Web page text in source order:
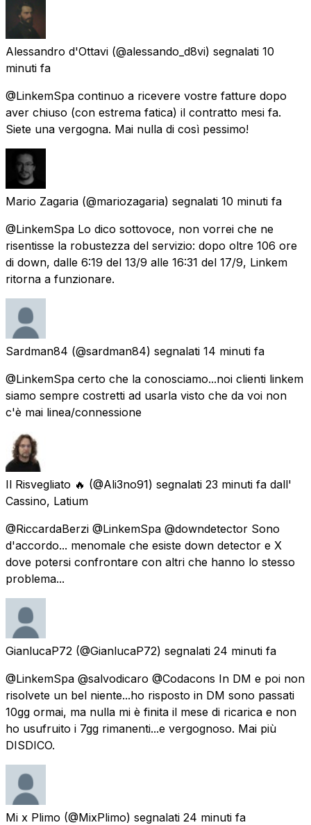
Alessandro d'Ottavi (@alessando_d8vi) segnalati 10
minuti fa
@LinkemSpa continuo a ricevere vostre fatture dopo
aver chiuso (con estrema fatica) il contratto mesi fa.
Siete una vergogna. Mai nulla di così pessimo!
Mario Zagaria (@mariozagaria) segnalati 10 minuti fa
@LinkemSpa Lo dico sottovoce, non vorrei che ne
risentisse la robustezza del servizio: dopo oltre 106 ore
di down, dalle 6:19 del 13/9 alle 16:31 del 17/9, Linkem
ritorna a funzionare.
Sardman84 (@sardman84) segnalati 14 minuti fa
@LinkemSpa certo che la conosciamo...noi clienti linkem
siamo sempre costretti ad usarla visto che da voi non
c'è mai linea/connessione
Il Risvegliato 🔥 (@Ali3no91) segnalati 23 minuti fa dall'
Cassino, Latium
@RiccardaBerzi @LinkemSpa @downdetector Sono
d'accordo... menomale che esiste down detector e X
dove potersi confrontare con altri che hanno lo stesso
problema...
GianlucaP72 (@GianlucaP72) segnalati 24 minuti fa
@LinkemSpa @salvodicaro @Codacons In DM e poi non
risolvete un bel niente...ho risposto in DM sono passati
10gg ormai, ma nulla mi è finita il mese di ricarica e non
ho usufruito i 7gg rimanenti...e vergognoso. Mai più
DISDICO.
Mi x Plimo (@MixPlimo) segnalati 24 minuti fa